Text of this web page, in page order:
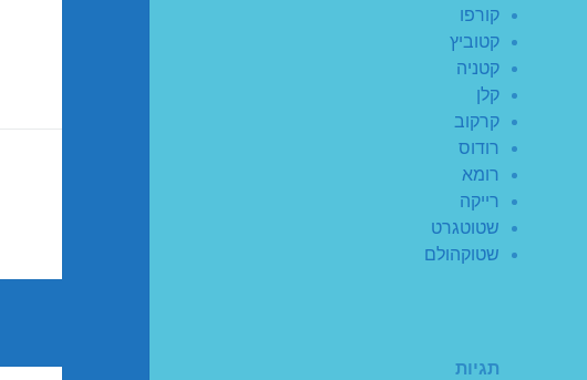
קורפו
קטוביץ
קטניה
קלן
קרקוב
רודוס
רומא
רייקה
שטוטגרט
שטוקהולם
תגיות